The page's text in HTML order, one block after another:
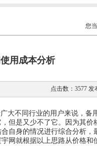
您
用成本分析
点击数：3577 发
大不同行业的用户来说，备
但是又少不了它。因为其价
自身的情况进行综合分析，
网就根据以上思路从价格和